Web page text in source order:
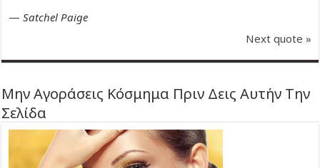
—Satchel Paige
Next quote »
Μην Αγοράσεις Κόσμημα Πριν Δεις Αυτήν Την
Σελίδα